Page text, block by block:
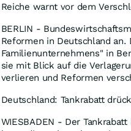
Reiche warnt vor dem
BERLIN -
Reformen in Deutschland an.
Familienunternehmens" in
sie mit Blick auf die
verlieren und Reformen
Deutschland: Tankrabatt
WIESBADEN - Der